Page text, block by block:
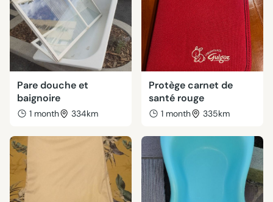
Pare douche et
baignoire
1 month 334km
Protège carnet de
santé rouge
1 month 335km